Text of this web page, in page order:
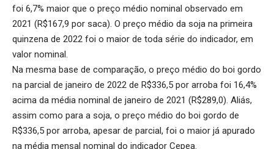
foi 6,7% maior que o preço médio nominal observado em
2021 (R$167,9 por saca). O preço médio da soja na primeira
quinzena de 2022 foi o maior de toda série do indicador, em
valor nominal.
Na mesma base de comparação, o preço médio do boi gordo
na parcial de janeiro de 2022 de R$336,5 por arroba foi 16,4%
acima da média nominal de janeiro de 2021 (R$289,0). Aliás,
assim como para a soja, o preço médio do boi gordo de
R$336,5 por arroba, apesar de parcial, foi o maior já apurado
na média mensal nominal do indicador Cepea.